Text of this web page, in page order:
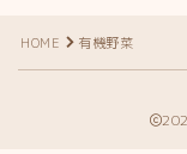
HOME 有機野菜